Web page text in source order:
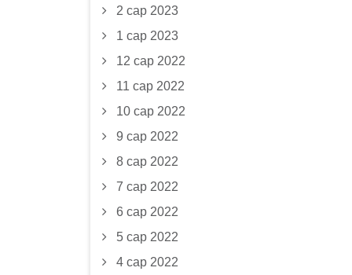
2 сар 2023
1 сар 2023
12 сар 2022
11 сар 2022
10 сар 2022
9 сар 2022
8 сар 2022
7 сар 2022
6 сар 2022
5 сар 2022
4 сар 2022